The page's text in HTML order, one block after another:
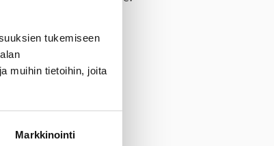
tukemiseen
muihin tietoihin, joita
Markkinointi